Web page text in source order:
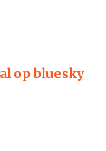
op bluesky